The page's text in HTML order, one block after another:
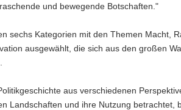
und bewegende Botschaften."
sechs Kategorien mit den Themen Macht,
ausgewählt, die sich aus den großen
aus verschiedenen
Landschaften und ihre Nutzung betrachtet,